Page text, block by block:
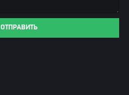
ОТПРАВИТЬ